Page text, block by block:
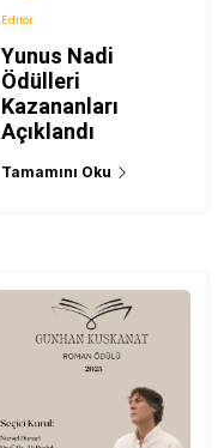
Editör
Yunus Nadi
Ödülleri
Kazananları
Açıklandı
Tamamını Oku